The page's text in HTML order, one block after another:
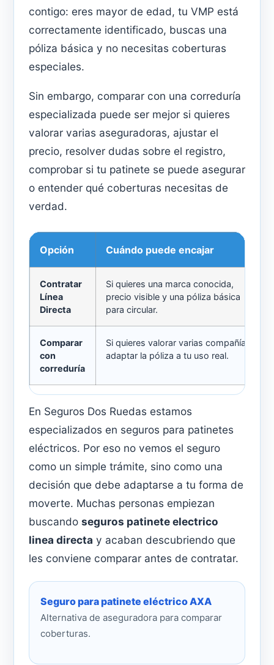
contigo: eres mayor de edad, tu VMP está
correctamente identificado, buscas una
póliza básica y no necesitas coberturas
especiales.
Sin embargo, comparar con una correduría
especializada puede ser mejor si quieres
valorar varias aseguradoras, ajustar el
precio, resolver dudas sobre el registro,
comprobar si tu patinete se puede asegurar
o entender qué coberturas necesitas de
verdad.
Opción Cuándo puede encajar
Contratar
Línea
Directa
Si quieres una marca conocida,
precio visible y una póliza básica
para circular.
Comparar
con
correduría
Si quieres valorar varias compañías y
adaptar la póliza a tu uso real.
En Seguros Dos Ruedas estamos
especializados en seguros para patinetes
eléctricos. Por eso no vemos el seguro
como un simple trámite, sino como una
decisión que debe adaptarse a tu forma de
moverte. Muchas personas empiezan
buscando seguros patinete electrico
linea directa y acaban descubriendo que
les conviene comparar antes de contratar.
Seguro para patinete eléctrico AXA
Alternativa de aseguradora para comparar
coberturas.